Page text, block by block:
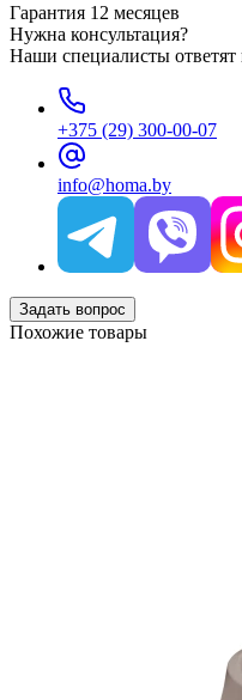
Гарантия 12 месяцев
Нужна консультация?
Наши специалисты
+375 (29) 300-00-07
info@homa.by
Задать вопрос
Похожие товары